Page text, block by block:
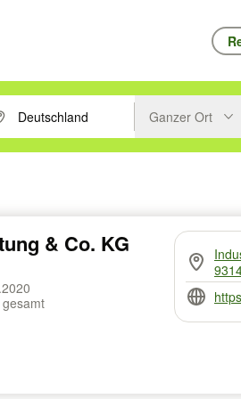
mit den Pfeiltasten nach oben/
oder Ort eingeben. Eingabetaste
Ganzer Ort
& Co. KG